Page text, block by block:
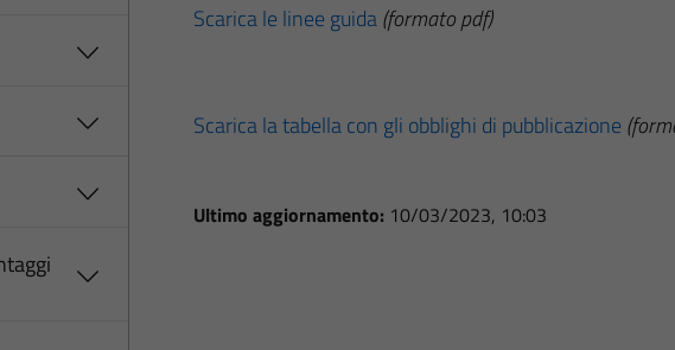
Scarica le linee guida(formato pdf)
Scarica la tabella con gli obblighi di pubblicazione
Ultimo aggiornamento: 10/03/2023, 10:03